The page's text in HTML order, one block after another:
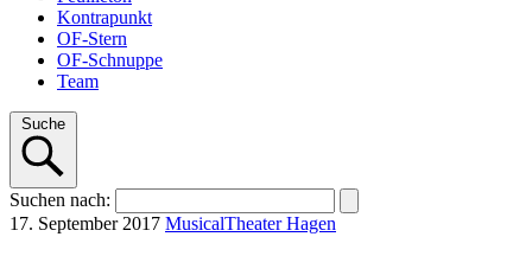
Kontrapunkt
OF-Stern
OF-Schnuppe
Team
Suche
Suchen nach:
17. September 2017 MusicalTheater Hagen